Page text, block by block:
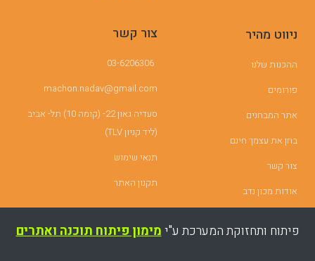
ניווט מהיר
ההכנות שלנו
פורומים
אתר המבחנים
בחן את עצמך חינם
צור קשר
אודות מכון נדב
צור קשר
03-6206306
machon.nadav@gmail.com
סעדיה גאון 22- (קומה 10) תל- אביב
(ליד קניון TLV)
תנאי שימוש
תקנון האתר
פיתוח ותחזוקת המערכת ע"ימימון פיתוח תוכנה ואתרים